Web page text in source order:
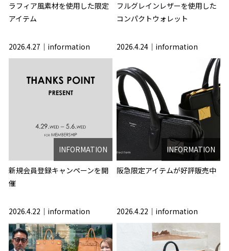
ラフィア風素材を使用した限定
アイテム
フルグレインレザーを使用した
コンパクトウォレット
2026.4.27 information
INFORMATION
新規会員登録キャンペーンを開
催
2026.4.24 information
INFORMATION
阪急限定アイテムが好評販売中
2026.4.22 information 2026.4.22 information